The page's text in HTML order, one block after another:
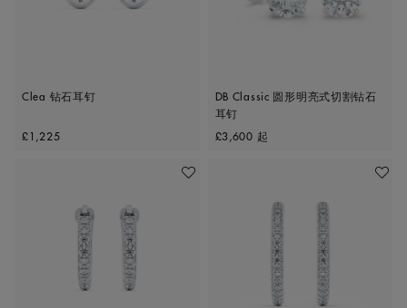
Clea 钻石耳钉
Original price
£1,225
DB Classic 圆形明亮式切割钻石
耳钉
Original price
£3,600 起
收藏作品 收藏作